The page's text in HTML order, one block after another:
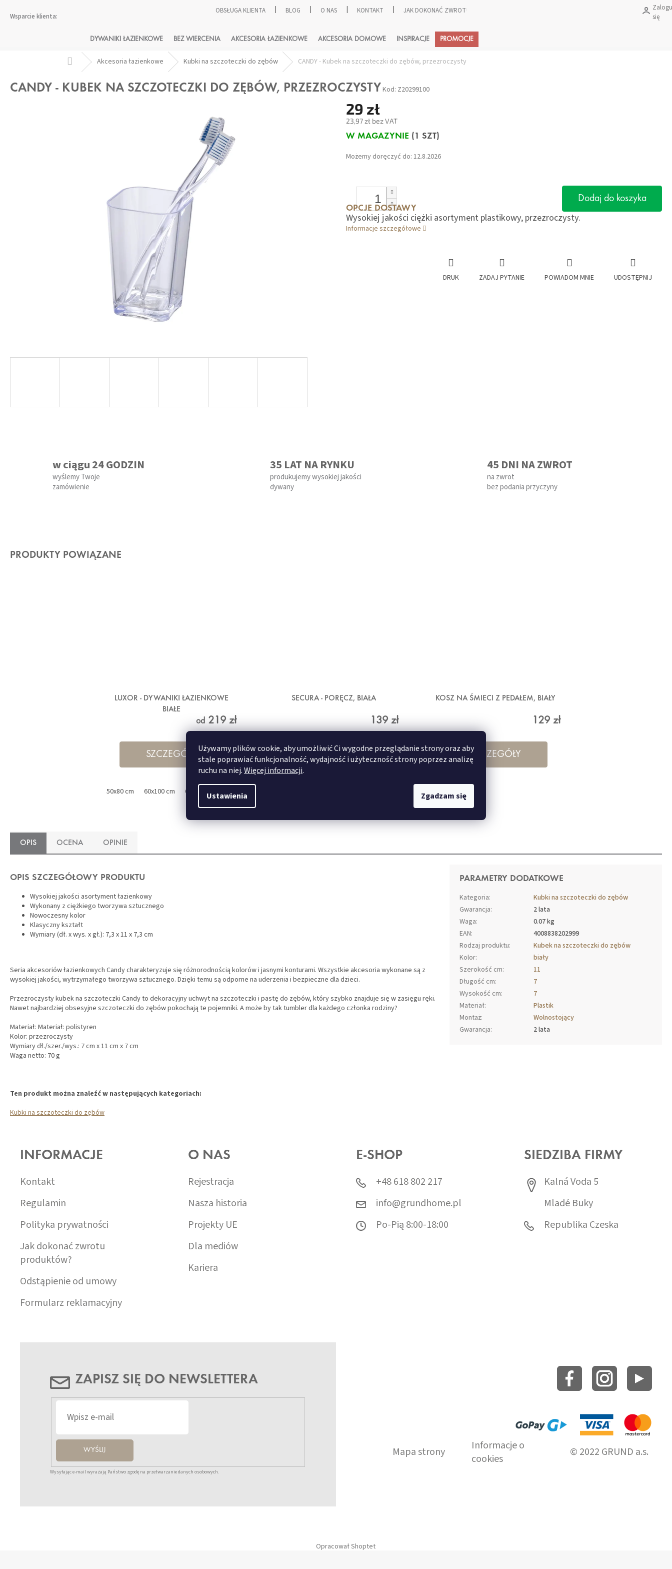
Używamy plików cookie, aby umożliwić Ci wygodne przeglądanie strony oraz aby
stale poprawiać funkcjonalność, wydajność i użyteczność strony poprzez analizę
ruchu na niej.Więcej informacji.
Ustawienia Zgadzam się
OBSŁUGA KLIENTA BLOG O NAS KONTAKT JAK DOKONAĆ ZWROTU PRODUKTÓW?
się
Koszyk
DYWANIKI ŁAZIENKOWE BEZ WIERCENIA AKCESORIA ŁAZIENKOWE AKCESORIA DOMOWE INSPIRACJE PROMOCJE
Home Akcesoria łazienkowe Kubki na szczoteczki do zębów CANDY - Kubek na szczoteczki do zębów, przezroczysty
CANDY - KUBEK NA SZCZOTECZKI DO ZĘBÓW, PRZEZROCZYSTY Kod: Z20299100
29 zł
23,97 zł bez VAT
Cena
W MAGAZYNIE (1 SZT)
Możemy doręczyć do: 12.8.2026
OPCJE DOSTAWY
Dodaj do koszyka
Wysokiej jakości ciężki asortyment plastikowy, przezroczysty.
Informacje szczegółowe
DRUK ZADAJ PYTANIE POWIADOM MNIE UDOSTĘPNIJ
w ciągu 24 GODZIN
wyślemy Twoje
zamówienie
35 LAT NA RYNKU
produkujemy wysokiej jakości
dywany
45 DNI NA ZWROT
na zwrot
bez podania przyczyny
PRODUKTY POWIĄZANE
LUXOR - DYWANIKI ŁAZIENKOWE
BIAŁE
od 219 zł
SZCZEGÓŁY
50x80 cm 60x100 cm 60x60 cm 70x120 cm
SECURA - PORĘCZ, BIAŁA
139 zł
SZCZEGÓŁY
KOSZ NA ŚMIECI Z PEDAŁEM, BIAŁY
129 zł
SZCZEGÓŁY
OPIS OCENA OPINIE
OPIS SZCZEGÓŁOWY PRODUKTU
Wysokiej jakości asortyment łazienkowy
Wykonany z ciężkiego tworzywa sztucznego
Nowoczesny kolor
Klasyczny kształt
Wymiary (dł. x wys. x gł.): 7,3 x 11 x 7,3 cm
Seria akcesoriów łazienkowych Candy charakteryzuje się różnorodnością kolorów i jasnymi konturami. Wszystkie akcesoria wykonane są z
wysokiej jakości, wytrzymałego tworzywa sztucznego. Dzięki temu są odporne na uderzenia i bezpieczne dla dzieci.
Przezroczysty kubek na szczoteczki Candy to dekoracyjny uchwyt na szczoteczki i pastę do zębów, który szybko znajduje się w zasięgu ręki.
Nawet najbardziej obsesyjne szczoteczki do zębów pokochają te pojemniki. A może by tak tumbler dla każdego członka rodziny?
Materiał: Materiał: polistyren
Kolor: przezroczysty
Wymiary dł./szer./wys.: 7 cm x 11 cm x 7 cm
Waga netto: 70 g
Ten produkt można znaleźć w następujących kategoriach:
Kubki na szczoteczki do zębów
PARAMETRY DODATKOWE
Kategoria:
Kubki na szczoteczki do zębów
Gwarancja:
2 lata
Waga:
0.07 kg
EAN:
4008838202999
Rodzaj produktu:
Kubek na szczoteczki do zębów
Kolor:
biały
Szerokość cm:
11
Długość cm:
7
Wysokość cm:
7
Materiał:
Plastik
Montaż:
Wolnostojący
Gwarancja: 2 lata
INFORMACJE
Kontakt
Regulamin
Polityka prywatności
Jak dokonać zwrotu
produktów?
Odstąpienie od umowy
Formularz reklamacyjny
O NAS
Rejestracja
Nasza historia
Projekty UE
Dla mediów
Kariera
E-SHOP
+48 618 802 217
info@grundhome.pl
Po-Pią 8:00-18:00
SIEDZIBA FIRMY
Kalná Voda 5
Mladé Buky
Republika Czeska
ZAPISZ SIĘ DO NEWSLETTERA
WYŚLIJ
Wysyłając e-mail wyrażają Państwo zgodę na przetwarzanie danych osobowych.
Mapa strony
Informacje o
cookies
© 2022 GRUND a.s.
Opracował Shoptet